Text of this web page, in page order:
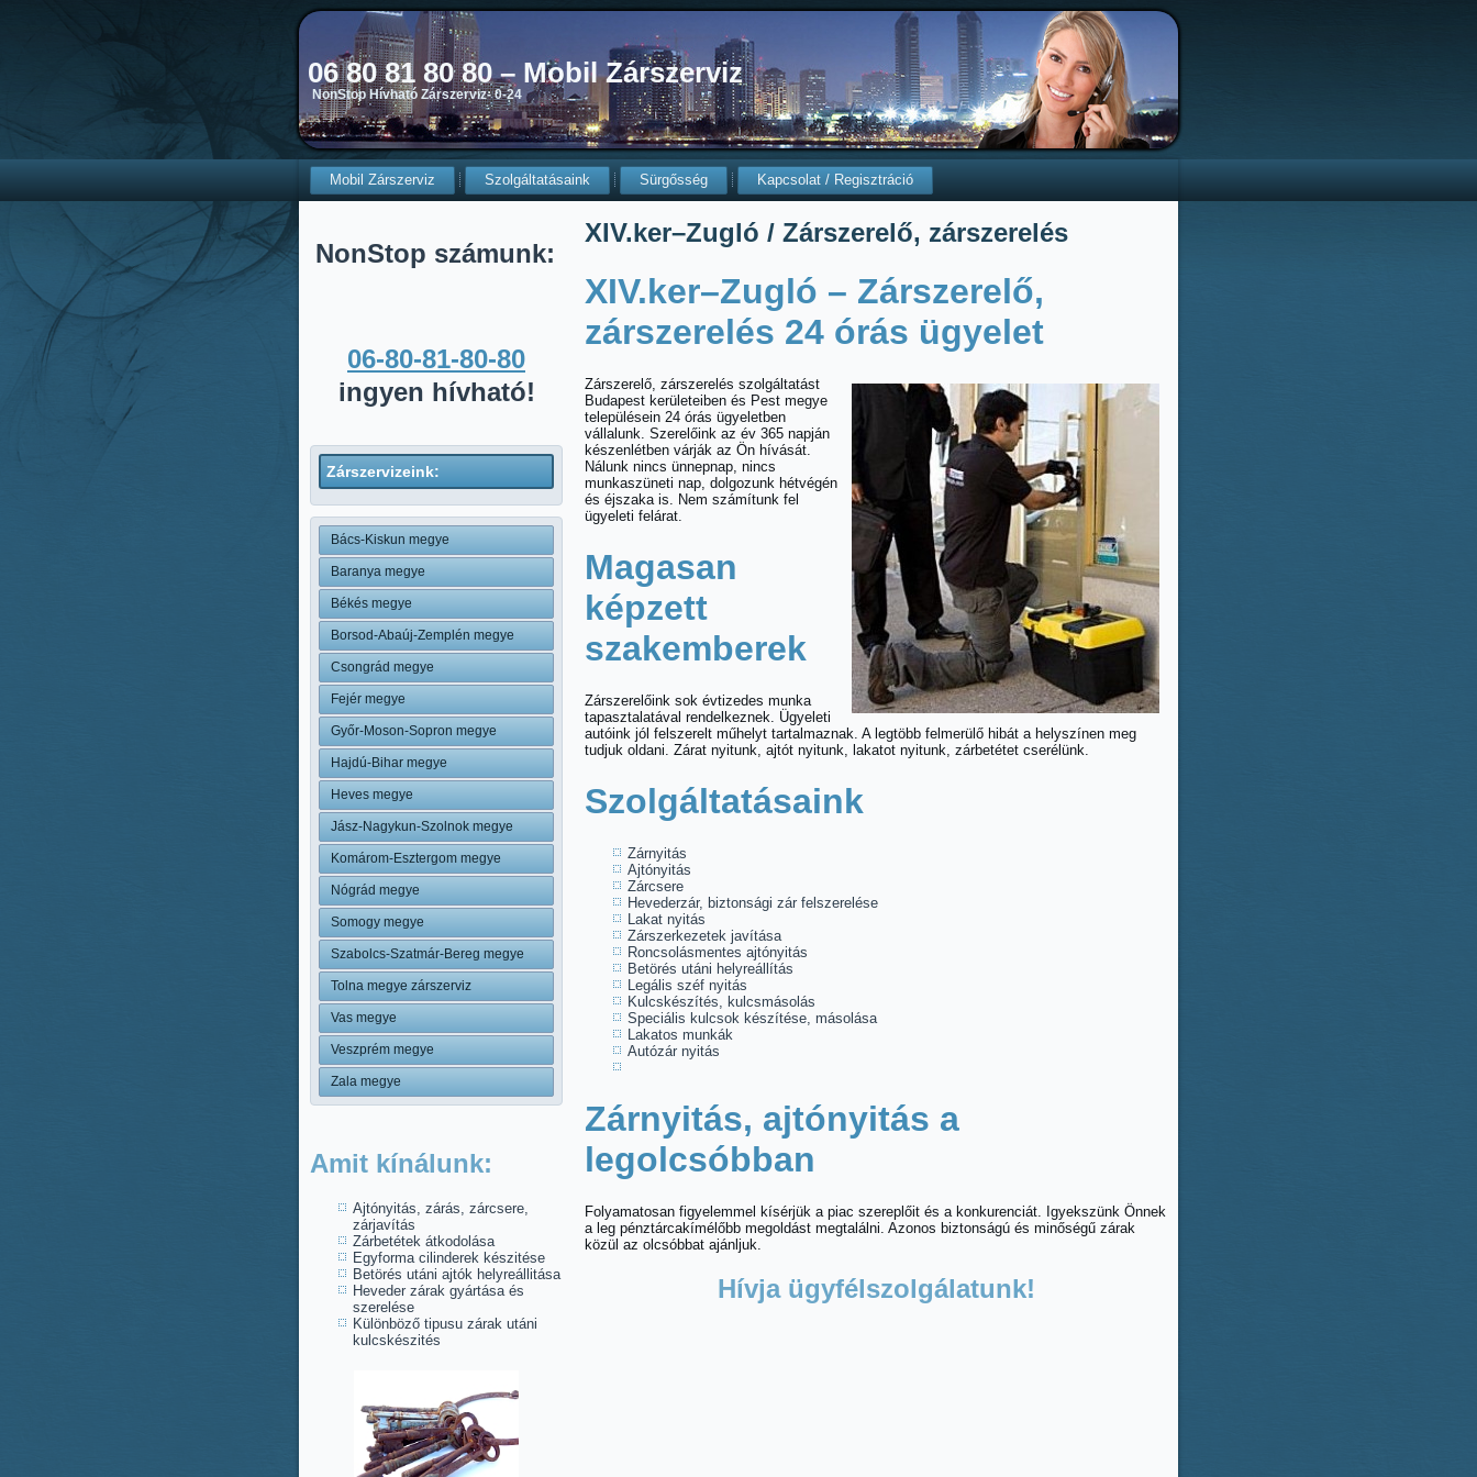
06 80 81 80 80 – Mobil Zárszerviz
NonStop Hívható Zárszerviz- 0-24
Mobil Zárszerviz Szolgáltatásaink Sürgősség Kapcsolat / Regisztráció
NonStop számunk:
06-80-81-80-80
ingyen hívható!
Zárszervizeink:
Bács-Kiskun megye
Baranya megye
Békés megye
Borsod-Abaúj-Zemplén megye
Csongrád megye
Fejér megye
Győr-Moson-Sopron megye
Hajdú-Bihar megye
Heves megye
Jász-Nagykun-Szolnok megye
Komárom-Esztergom megye
Nógrád megye
Somogy megye
Szabolcs-Szatmár-Bereg megye
Tolna megye zárszerviz
Vas megye
Veszprém megye
Zala megye
Amit kínálunk:
Ajtónyitás, zárás, zárcsere,
zárjavítás
Zárbetétek átkodolása
Egyforma cilinderek készitése
Betörés utáni ajtók helyreállitása
Heveder zárak gyártása és
szerelése
Különböző tipusu zárak utáni
kulcskészités
XIV.ker–Zugló / Zárszerelő, zárszerelés
XIV.ker–Zugló – Zárszerelő,
zárszerelés 24 órás ügyelet
Zárszerelő, zárszerelés szolgáltatást
Budapest kerületeiben és Pest megye
településein 24 órás ügyeletben
vállalunk. Szerelőink az év 365 napján
készenlétben várják az Ön hívását.
Nálunk nincs ünnepnap, nincs
munkaszüneti nap, dolgozunk hétvégén
és éjszaka is. Nem számítunk fel
ügyeleti felárat.
Magasan
képzett
szakemberek
Zárszerelőink sok évtizedes munka
tapasztalatával rendelkeznek. Ügyeleti
autóink jól felszerelt műhelyt tartalmaznak. A legtöbb felmerülő hibát a helyszínen meg
tudjuk oldani. Zárat nyitunk, ajtót nyitunk, lakatot nyitunk, zárbetétet cserélünk.
Szolgáltatásaink
Zárnyitás
Ajtónyitás
Zárcsere
Hevederzár, biztonsági zár felszerelése
Lakat nyitás
Zárszerkezetek javítása
Roncsolásmentes ajtónyitás
Betörés utáni helyreállítás
Legális széf nyitás
Kulcskészítés, kulcsmásolás
Speciális kulcsok készítése, másolása
Lakatos munkák
Autózár nyitás
Zárnyitás, ajtónyitás a
legolcsóbban
Folyamatosan figyelemmel kísérjük a piac szereplőit és a konkurenciát. Igyekszünk Önnek
a leg pénztárcakímélőbb megoldást megtalálni. Azonos biztonságú és minőségű zárak
közül az olcsóbbat ajánljuk.
Hívja ügyfélszolgálatunk!